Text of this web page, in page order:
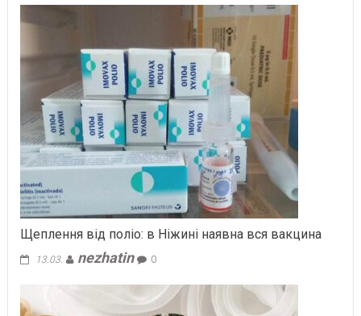
Щеплення від поліо: в Ніжині наявна вся вакцина
13.03. nezhatin 0